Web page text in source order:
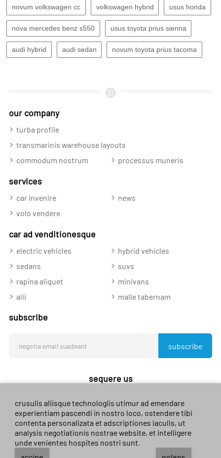
novum volkswagen cc volkswagen hybrid usus honda
nova mercedes benz s550 usus toyota prius sienna
audi hybrid audi sedan novum toyota prius tacoma
our company
turba profile
transmarinis warehouse layouts
commodum nostrum
processus muneris
services
car invenire
news
volo vendere
car ad venditionesque
electric vehicles
hybrid vehicles
sedans
suvs
rapina aliquet
minivans
alii
malle tabernam
subscribe
subscribe
sequere us
© 2023 sales-car.com. all rights reserved.
guizhou icp no
crusulis aliisque technologiis utimur ad emendare
experientiam pascendi in nostro loco, ostendere tibi
contenta personalizata et adscriptiones iaculis, ut
analysis negotiationis nostrae website, et intelligere
unde venientes hospites nostri sunt.